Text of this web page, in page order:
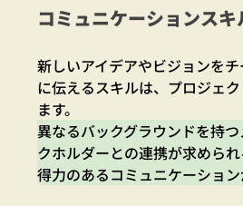
コミュニケーションスキ
新しいアイデアやビジョンを
に伝えるスキルは、プロジェ
ます。
異なるバックグラウンドを持
クホルダーとの連携が求めら
得力のあるコミュニケーション